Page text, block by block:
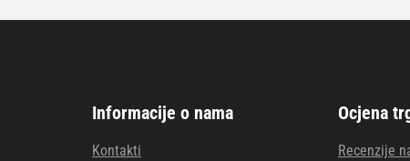
Informacije o nama
Kontakti
Ocjena
Recenzije